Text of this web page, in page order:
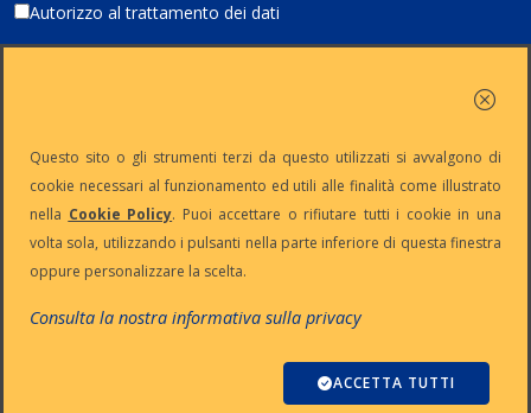
Autorizzo al trattamento dei dati
Partita Iva:
IT13383650150
Capitale
Sociale: €
10.500 i.v.
Iscrizione
REA n° MI-
Reg. Imp. n°
MI-2001-
: digiway@legalmail.it
Copyright © Digiway Srl - Designed by Digiway Srl - Powered by HCL
Software Domino
Questo sito o gli strumenti terzi da questo utilizzati si avvalgono di
cookie necessari al funzionamento ed utili alle finalità come illustrato
nella Cookie Policy. Puoi accettare o rifiutare tutti i cookie in una
volta sola, utilizzando i pulsanti nella parte inferiore di questa finestra
oppure personalizzare la scelta.
Consulta la nostra informativa sulla privacy
ACCETTA TUTTI